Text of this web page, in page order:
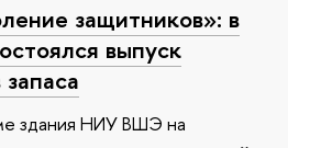
защитников»: в
выпуск
здания НИУ ВШЭ на